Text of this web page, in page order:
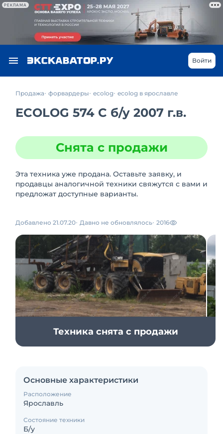
РЕКЛАМА
Войти
Продажа форвардеры ecolog ecolog в ярославле
ECOLOG 574 C б/у 2007 г.в.
Снята с продажи
Эта техника уже продана. Оставьте заявку, и
продавцы аналогичной техники свяжутся с вами и
предложат доступные варианты.
Добавлено 21.07.20 Давно не обновлялось 2016
Техника снята с продажи
Основные характеристики
Расположение
Ярославль
Состояние техники
Б/у